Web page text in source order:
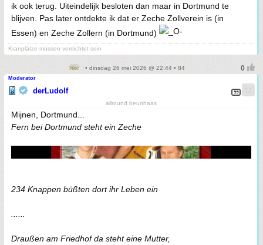
ik ook terug. Uiteindelijk besloten dan maar in Dortmund te
blijven. Pas later ontdekte ik dat er Zeche Zollverein is (in
Essen) en Zeche Zollern (in Dortmund)
Kranplätze müssen verdichtet sein
• dinsdag 26 mei 2026 @ 22:44 • 84
Moderator
derLudolf
allround beunhaas
Mijnen, Dortmund...
Fern bei Dortmund steht ein Zeche
234 Knappen büßten dort ihr Leben ein
Draußen am Friedhof da steht eine Mutter,